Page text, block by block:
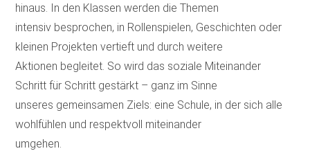
hinaus. In den Klassen werden die Themen
intensiv besprochen, in Rollenspielen, Geschichten oder
kleinen Projekten vertieft und durch weitere
Aktionen begleitet. So wird das soziale Miteinander
Schritt für Schritt gestärkt – ganz im Sinne
unseres gemeinsamen Ziels: eine Schule, in der sich alle
wohlfühlen und respektvoll miteinander
umgehen.